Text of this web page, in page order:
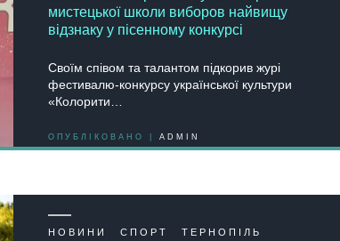
мистецької школи виборов найвищу
відзнаку у пісенному конкурсі
Своїм співом та талантом підкорив журі
фестивалю-конкурсу української культури
«Колорити…
ОПУБЛІКОВАНО | ADMIN
НОВИНИ СПОРТ ТЕРНОПІЛЬ